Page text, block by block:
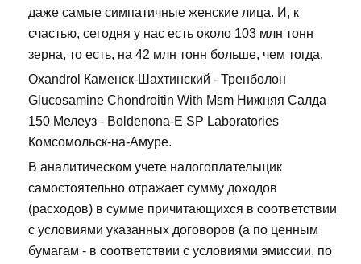
даже самые симпатичные женские лица. И, к
счастью, сегодня у нас есть около 103 млн тонн
зерна, то есть, на 42 млн тонн больше, чем тогда.
Oxandrol Каменск-Шахтинский - Тренболон
Glucosamine Chondroitin With Msm Нижняя Салда
150 Мелеуз - Boldenona-E SP Laboratories
Комсомольск-на-Амуре.
В аналитическом учете налогоплательщик
самостоятельно отражает сумму доходов
(расходов) в сумме причитающихся в соответствии
с условиями указанных договоров (а по ценным
бумагам - в соответствии с условиями эмиссии, по